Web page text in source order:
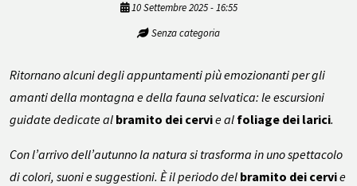
10 Settembre 2025 - 16:55
Senza categoria
Ritornano alcuni degli appuntamenti più emozionanti per gli
amanti della montagna e della fauna selvatica: le escursioni
guidate dedicate al bramito dei cervie al foliage dei larici.
Con l’arrivo dell’autunno la natura si trasforma in uno spettacolo
di colori, suoni e suggestioni. È il periodo del bramito dei cervie